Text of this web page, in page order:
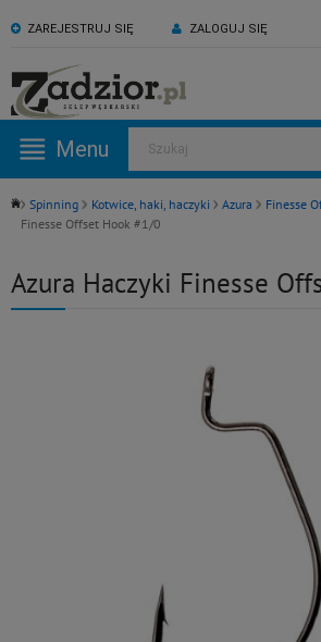
ZAREJESTRUJ SIĘ ZALOGUJ SIĘ
KONTAKT:
530 582 918
Pn -Pt: 09:00 - 17:00
ZAPRASZAMY NA
Menu Szukaj
Spinning Kotwice, haki, haczyki Azura Finesse
Finesse Offset Hook #1/0
Azura Haczyki Finesse